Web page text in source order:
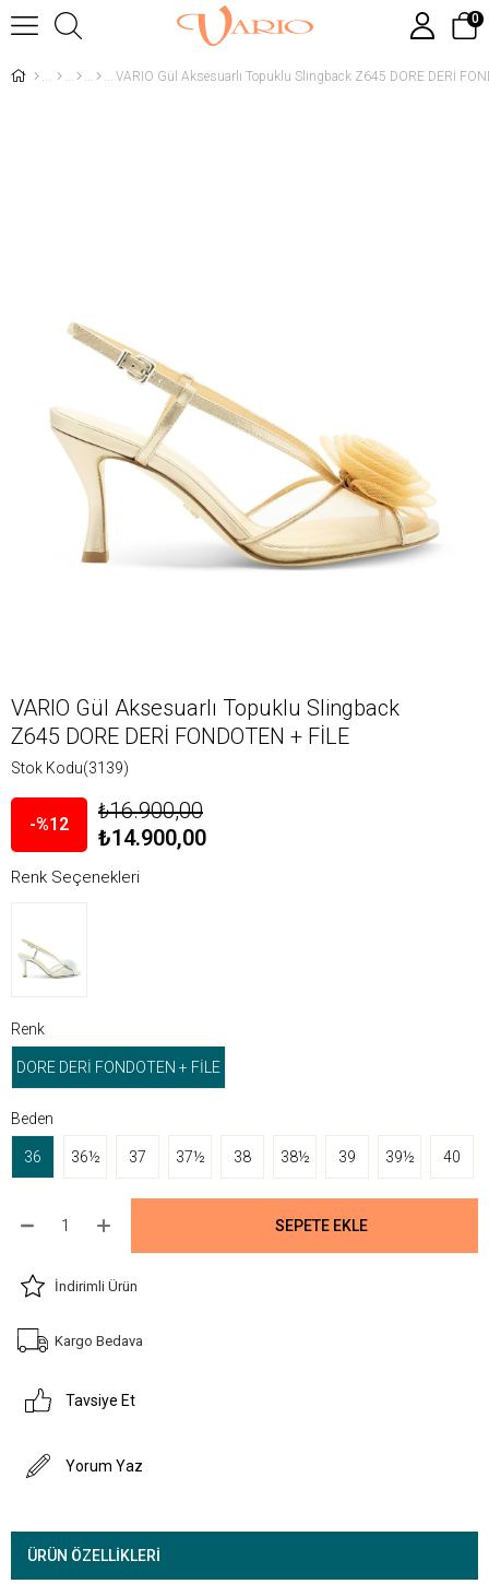
0
VARIO Gül Aksesuarlı Topuklu Slingback Z645 DORE DERİ
VARIO Gül Aksesuarlı Topuklu Slingback
Z645 DORE DERİ FONDOTEN + FİLE
Stok Kodu(3139)
12
₺16.900,00
₺14.900,00
Renk Seçenekleri
Renk
DORE DERİ FONDOTEN + FİLE
Beden
36 36½ 37 37½ 38 38½ 39 39½ 40
İndirimli Ürün
Kargo Bedava
Tavsiye Et
Yorum Yaz
ÜRÜN ÖZELLIKLERI